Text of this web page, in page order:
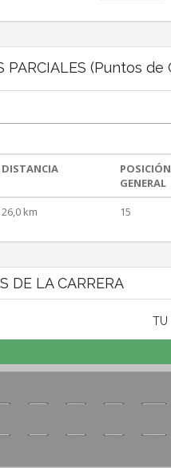
PARCIALES (Puntos de
DISTANCIA
POSICIÓN
GENERAL
26,0 km 15
DE LA CARRERA
TU